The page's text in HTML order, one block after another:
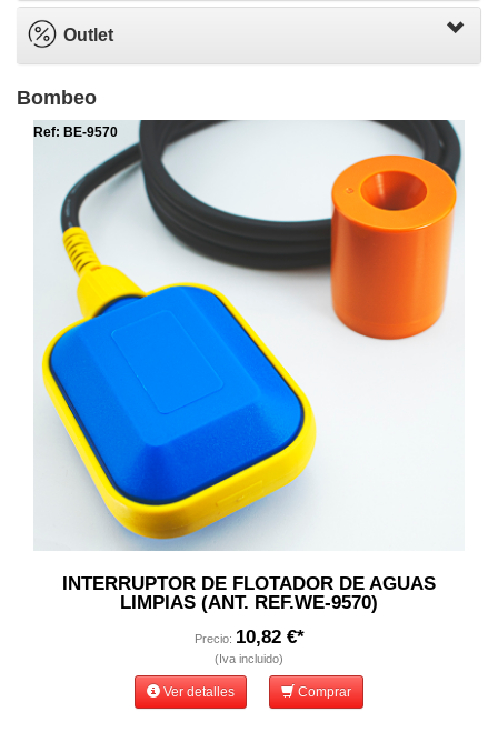
Outlet
Bombeo
Ref: BE-9570
INTERRUPTOR DE FLOTADOR DE AGUAS
LIMPIAS (ANT. REF.WE-9570)
Precio: 10,82 €*
(Iva incluido)
Ver detalles Comprar